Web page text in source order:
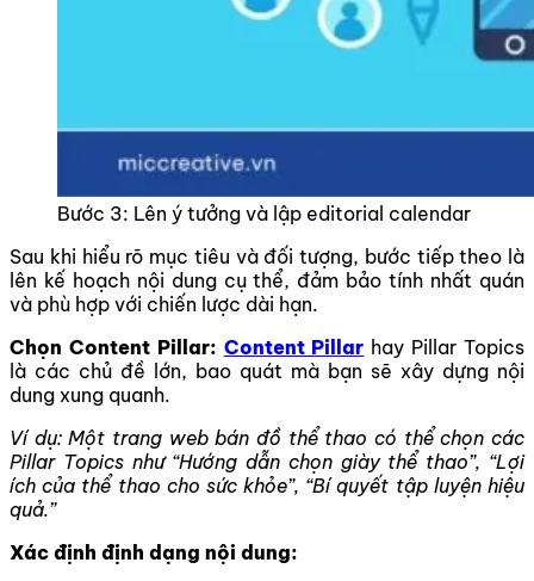
Bước 3: Lên ý tưởng và lập editorial calendar
Sau khi hiểu rõ mục tiêu và đối tượng, bước tiếp theo là
lên kế hoạch nội dung cụ thể, đảm bảo tính nhất quán
và phù hợp với chiến lược dài hạn.
Chọn Content Pillar: Content Pillar hay Pillar Topics
là các chủ đề lớn, bao quát mà bạn sẽ xây dựng nội
dung xung quanh.
Ví dụ: Một trang web bán đồ thể thao có thể chọn các
Pillar Topics như “Hướng dẫn chọn giày thể thao”, “Lợi
ích của thể thao cho sức khỏe”, “Bí quyết tập luyện hiệu
quả.”
Xác định định dạng nội dung: